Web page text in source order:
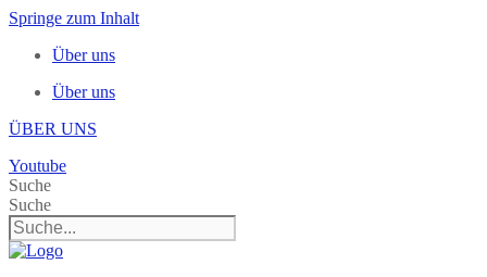
Springe zum Inhalt
Über uns
Über uns
ÜBER UNS
Youtube
Suche
Suche